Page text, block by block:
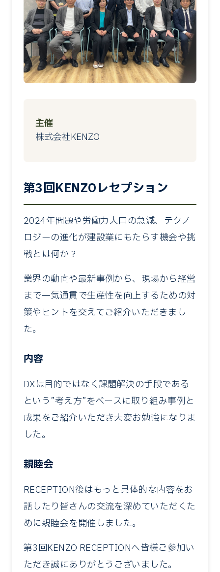
主催
株式会社KENZO
第3回KENZOレセプション
2024年問題や労働力人口の急減、テクノ
ロジーの進化が建設業にもたらす機会や挑
戦とは何か？
業界の動向や最新事例から、現場から経営
まで一気通貫で生産性を向上するための対
策やヒントを交えてご紹介いただきまし
た。
内容
DXは目的ではなく課題解決の手段である
という”考え方”をベースに取り組み事例と
成果をご紹介いただき大変お勉強になりま
した。
親睦会
RECEPTION後はもっと具体的な内容をお
話したり皆さんの交流を深めていただくた
めに親睦会を開催しました。
第3回KENZO RECEPTIONへ皆様ご参加い
ただき誠にありがとうございました。